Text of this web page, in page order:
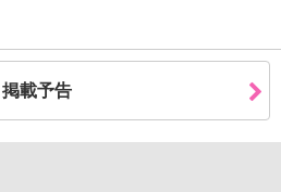
掲載予告